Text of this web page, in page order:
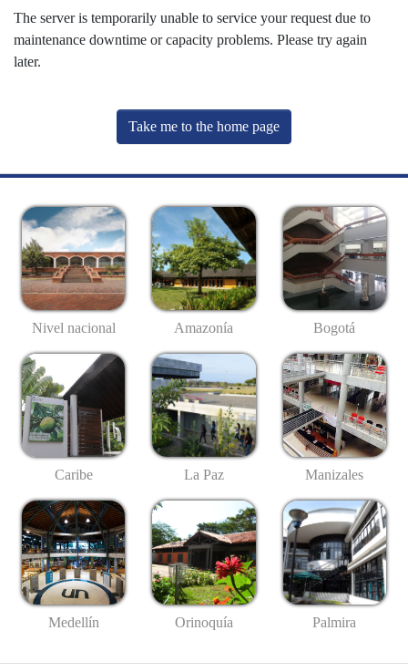
The server is temporarily unable to service your request due to
maintenance downtime or capacity problems. Please try again
later.
Take me to the home page
Nivel nacional Amazonía Bogotá
Caribe La Paz Manizales
Medellín Orinoquía Palmira